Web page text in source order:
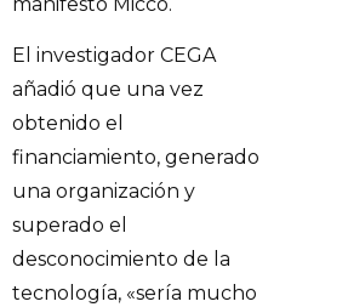
El investigador CEGA
añadió que una vez
obtenido el
financiamiento, generado
una organización y
superado el
desconocimiento de la
tecnología, «sería mucho